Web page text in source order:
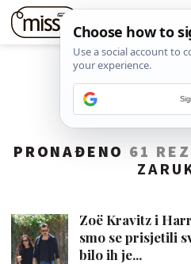
PRONAĐENO 61
Zoë Kravitz i
smo se prisjetili
bilo ih je...